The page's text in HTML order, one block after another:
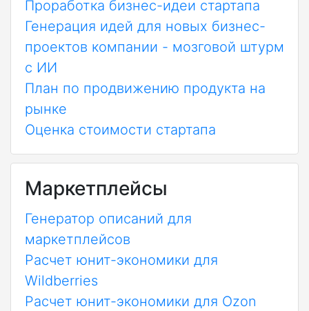
Проработка бизнес-идеи стартапа
Генерация идей для новых бизнес-
проектов компании - мозговой штурм
с ИИ
План по продвижению продукта на
рынке
Оценка стоимости стартапа
Маркетплейсы
Генератор описаний для
маркетплейсов
Расчет юнит-экономики для
Wildberries
Расчет юнит-экономики для Ozon